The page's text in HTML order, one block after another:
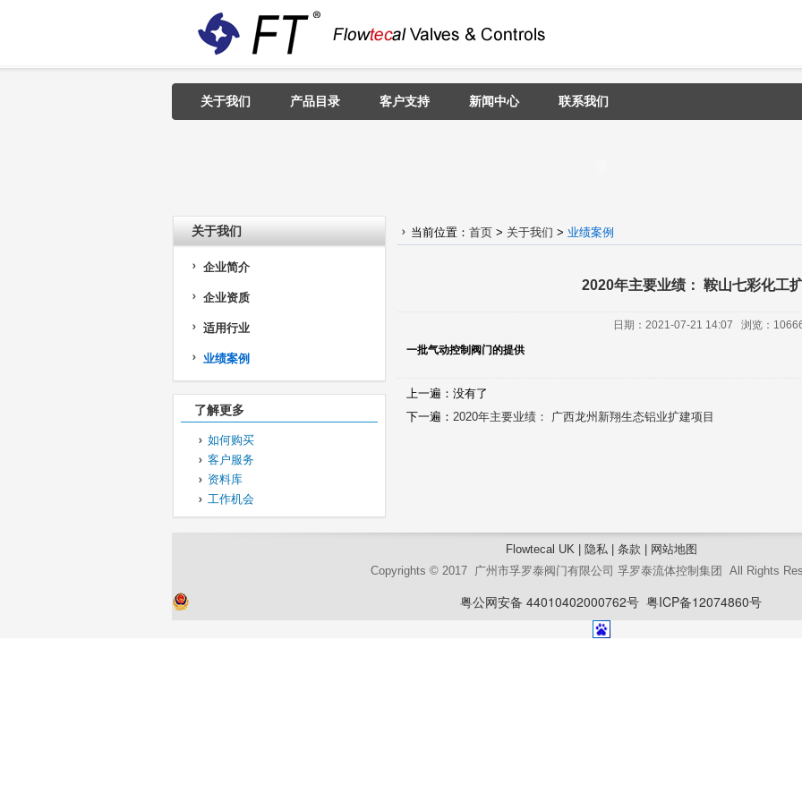
关于我们 产品目录 客户支持 新闻中心 联系我们
关于我们
企业简介
企业资质
适用行业
业绩案例
了解更多
如何购买
客户服务
资料库
工作机会
当前位置： 首页 > 关于我们 > 业绩案例
2020年主要业绩： 鞍山七彩化工
日期：2021-07-21 14:07 浏览：
一批气动控制阀门的提供
上一遍：没有了
下一遍： 2020年主要业绩： 广西龙州新翔生态铝业扩建项目
Flowtecal UK 隐私 条款
网站地图
Copyrights © 2017 广州市孚罗泰阀门有限公司 孚罗泰流体控制集团 All Rights
粤公网安备 44010402000762号 粤ICP备12074860号